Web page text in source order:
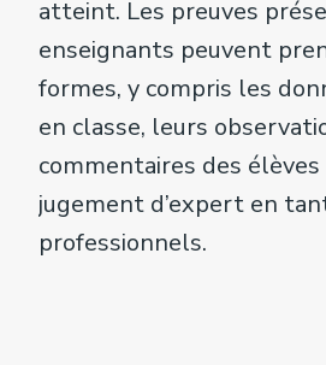
atteint. Les preuves
enseignants peuvent
formes, y compris les
en classe, leurs
commentaires des
jugement d’expert en
professionnels.